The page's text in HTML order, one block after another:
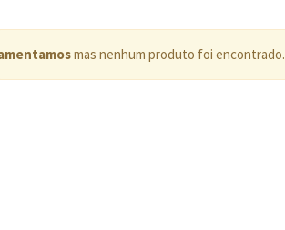
mas nenhum produto foi encontrado.